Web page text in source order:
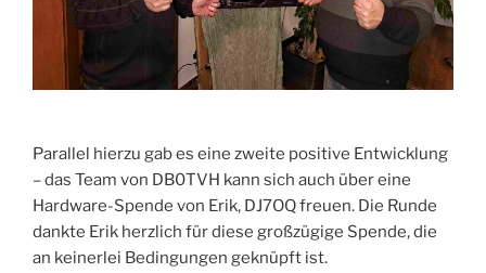
Parallel hierzu gab es eine zweite positive Entwicklung
– das Team von DB0TVH kann sich auch über eine
Hardware-Spende von Erik, DJ7OQ freuen. Die Runde
dankte Erik herzlich für diese großzügige Spende, die
an keinerlei Bedingungen geknüpft ist.